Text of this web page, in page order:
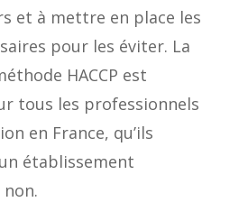
et à mettre en place les
pour les éviter. La
HACCP est
tous les professionnels
en France, qu’ils
établissement